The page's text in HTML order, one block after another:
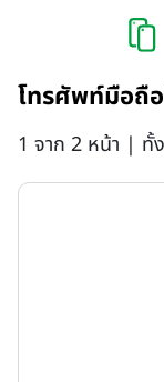
โทรศัพท์มือถื
1 จาก 2 หน้า | ทั้